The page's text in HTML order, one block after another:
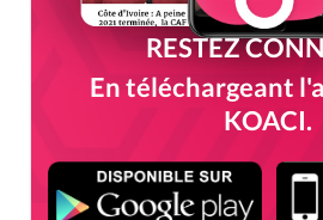
RESTEZ
En téléchargeant
KOACI.